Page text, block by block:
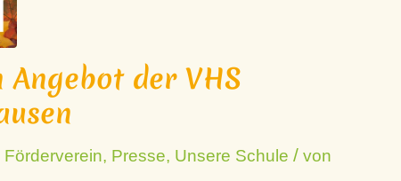
der VHS
Förderverein, Presse, Unsere Schule / von